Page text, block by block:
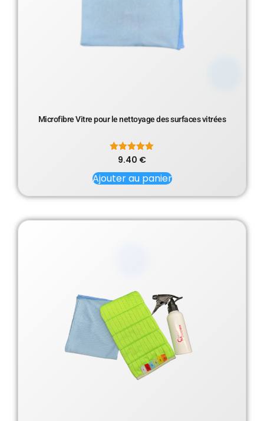
Microfibre Vitre pour le nettoyage des surfaces vitrées
Note
sur 5
9.40 €
Ajouter au panier